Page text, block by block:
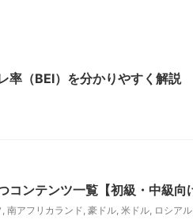
率（BEI）を分かりやすく解説
ンテンツ一覧【初級・中級向
, 南アフリカランド, 豪ドル, 米ドル, ロシア